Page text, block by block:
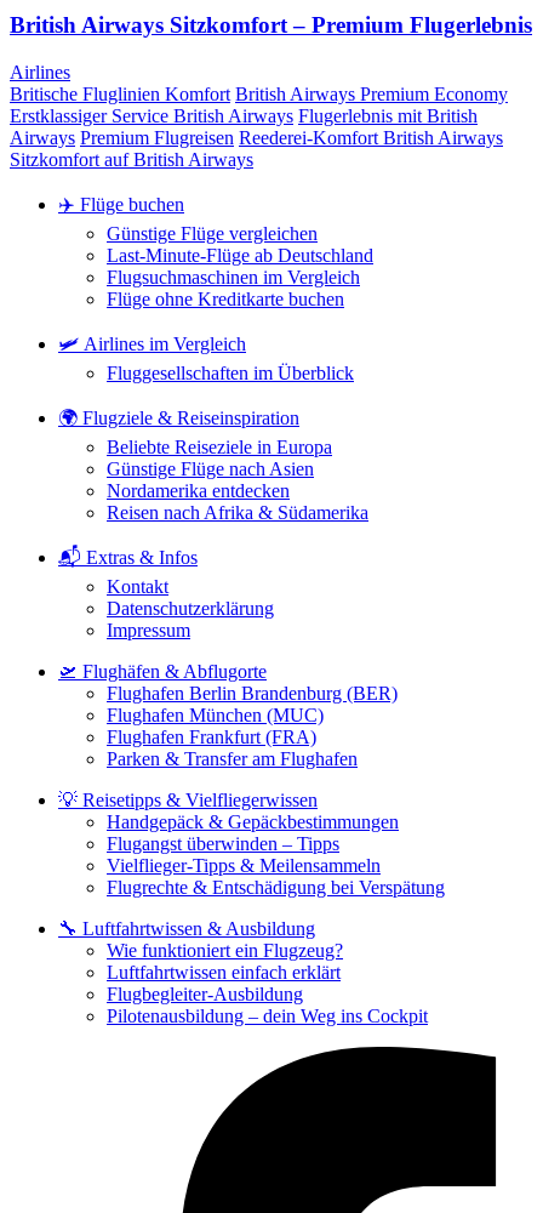
British Airways Sitzkomfort – Premium Flugerlebnis
Airlines
Britische Fluglinien Komfort British Airways Premium Economy
Erstklassiger Service British Airways Flugerlebnis mit British
Airways Premium Flugreisen Reederei-Komfort British Airways
Sitzkomfort auf British Airways
✈️ Flüge buchen
Günstige Flüge vergleichen
Last-Minute-Flüge ab Deutschland
Flugsuchmaschinen im Vergleich
Flüge ohne Kreditkarte buchen
🛩️ Airlines im Vergleich
Fluggesellschaften im Überblick
🌍 Flugziele & Reiseinspiration
Beliebte Reiseziele in Europa
Günstige Flüge nach Asien
Nordamerika entdecken
Reisen nach Afrika & Südamerika
📬 Extras & Infos
Kontakt
Datenschutzerklärung
Impressum
🛫 Flughäfen & Abflugorte
Flughafen Berlin Brandenburg (BER)
Flughafen München (MUC)
Flughafen Frankfurt (FRA)
Parken & Transfer am Flughafen
💡 Reisetipps & Vielfliegerwissen
Handgepäck & Gepäckbestimmungen
Flugangst überwinden – Tipps
Vielflieger-Tipps & Meilensammeln
Flugrechte & Entschädigung bei Verspätung
🔧 Luftfahrtwissen & Ausbildung
Wie funktioniert ein Flugzeug?
Luftfahrtwissen einfach erklärt
Flugbegleiter-Ausbildung
Pilotenausbildung – dein Weg ins Cockpit